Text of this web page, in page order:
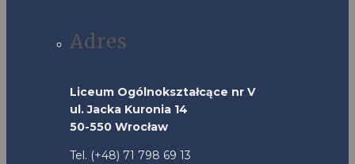
Adres
Liceum Ogólnokształcące nr V
ul. Jacka Kuronia 14
50-550 Wrocław
Tel. (+48) 71 798 69 13